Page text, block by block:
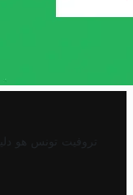
تروفيت تونس هو